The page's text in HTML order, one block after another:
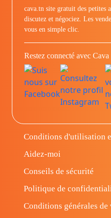
cava.tn site gratuit des petites
discutez et négociez. Les
vous en simple clic.
Restez connecté avec Cava
Conditions d'utilisation
Aidez-moi
Conseils de sécurité
Politique de
Conditions générales de